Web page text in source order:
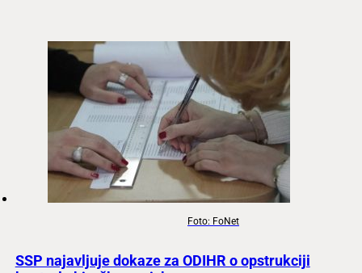
Foto: FoNet
SSP najavljuje dokaze za ODIHR o opstrukciji